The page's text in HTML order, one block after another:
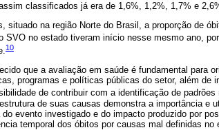
classificados já era de 1,6%, 1,2%, 1,7% e
situado na região Norte do Brasil, a proporção de
SVO no estado tiveram início nesse mesmo ano,
10
que a avaliação em saúde é fundamental para
programas e políticas públicas do setor, além de
de contribuir com a identificação de
de suas causas demonstra a importância e
evento investigado e do impacto produzido por
temporal dos óbitos por causas mal definidas